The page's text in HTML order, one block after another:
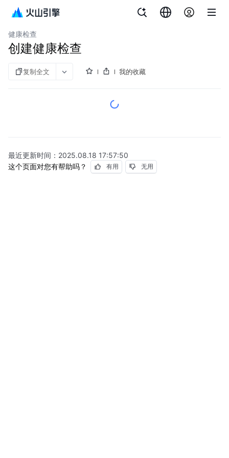
专线连接
健康检查
创建健康检查
复制全文 我的收藏
最近更新时间： 2025.08.18 17:57:50
这个页面对您有帮助吗？
有用 无用